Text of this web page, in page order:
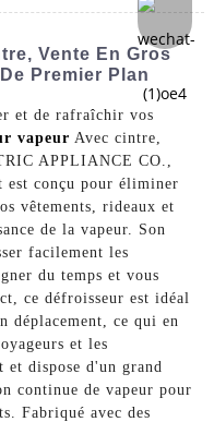
Vente En Gros
Premier Plan
et de rafraîchir vos
vapeur Avec cintre,
APPLIANCE CO.,
est conçu pour éliminer
vêtements, rideaux et
de la vapeur. Son
facilement les
du temps et vous
ce défroisseur est idéal
déplacement, ce qui en
et les
dispose d'un grand
continue de vapeur pour
Fabriqué avec des